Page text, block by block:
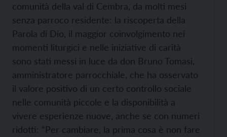
comunità della val di Cembra, da molti mesi
senza parroco residente: la riscoperta della
Parola di Dio, il maggior coinvolgimento nei
momenti liturgici e nelle iniziative di carità
sono stati messi in luce da don Bruno Tomasi,
amministratore parrocchiale, che ha osservato
il valore positivo di un certo controllo sociale
nelle comunità piccole e la disponibilità a
vivere esperienze nuove, anche se con numeri
ridotti: “Per cambiare, la prima cosa è non fare